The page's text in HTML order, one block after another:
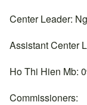
Center Leader:
Assistant Center
Ho Thi Hien Mb:
Commissioners: